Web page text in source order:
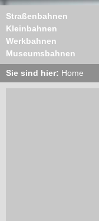
Straßenbahnen
Kleinbahnen
Werkbahnen
Museumsbahnen
Sie sind hier: Home